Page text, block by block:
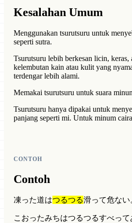
Kesalahan Umum
Menggunakan tsurutsuru untuk
seperti sutra.
Tsurutsuru lebih berkesan licin,
kelembutan kain atau kulit yang
terdengar lebih alami.
Memakai tsurutsuru untuk suara
Tsurutsuru hanya dipakai untuk
panjang seperti mi. Untuk minum
CONTOH
Contoh
凍った道はつるつる滑って危ない
こおったみちはつるつるすべって